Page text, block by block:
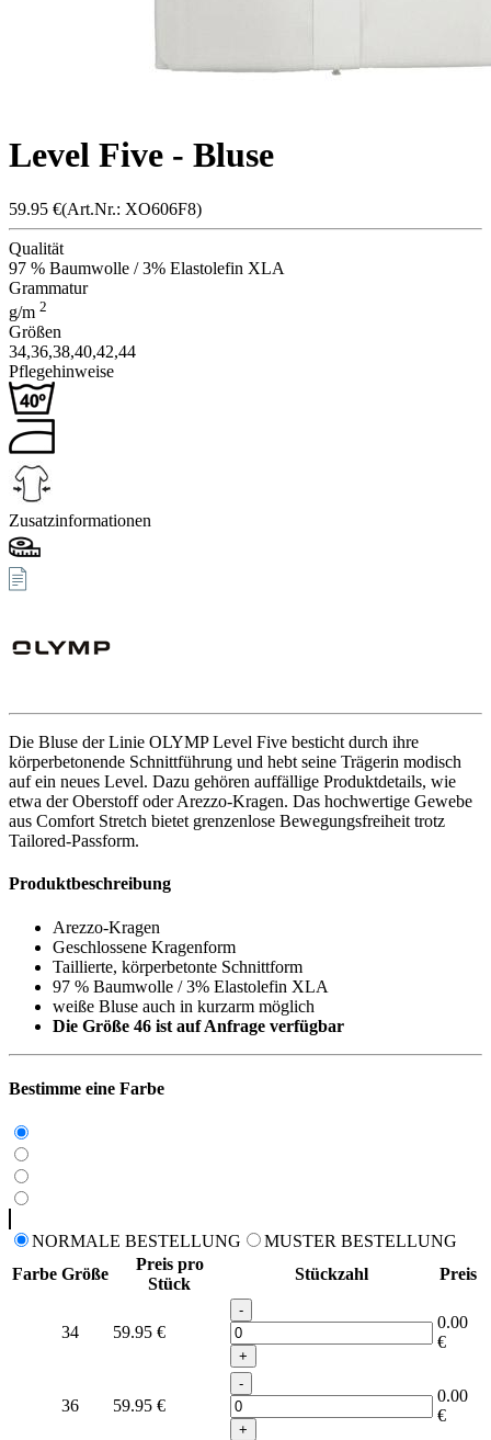
Level Five - Bluse
59.95 €(Art.Nr.: XO606F8)
Qualität
97 % Baumwolle / 3% Elastolefin XLA
Grammatur
g/m 2
Größen
34,36,38,40,42,44
Pflegehinweise
Zusatzinformationen
Die Bluse der Linie OLYMP Level Five besticht durch ihre
körperbetonende Schnittführung und hebt seine Trägerin modisch
auf ein neues Level. Dazu gehören auffällige Produktdetails, wie
etwa der Oberstoff oder Arezzo-Kragen. Das hochwertige Gewebe
aus Comfort Stretch bietet grenzenlose Bewegungsfreiheit trotz
Tailored-Passform.
Produktbeschreibung
Arezzo-Kragen
Geschlossene Kragenform
Taillierte, körperbetonte Schnittform
97 % Baumwolle / 3% Elastolefin XLA
weiße Bluse auch in kurzarm möglich
Die Größe 46 ist auf Anfrage verfügbar
Bestimme eine Farbe
NORMALE BESTELLUNG
MUSTER BESTELLUNG
Farbe Größe
Preis pro
Stück
Stückzahl Preis
34 59.95 €
-
+
0.00
€
36 59.95 €
-
+
0.00
€